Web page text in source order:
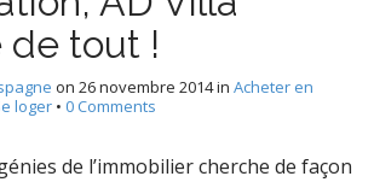
de tout !
on 26 novembre 2014in Acheter en
loger • 0 Comments
de l’immobilier cherche de façon